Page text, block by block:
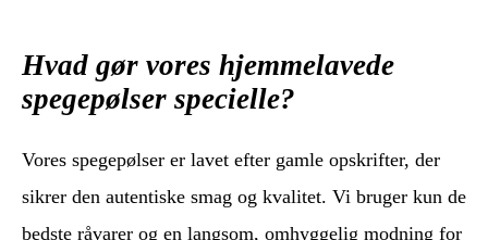
Hvad gør vores hjemmelavede
spegepølser specielle?
Vores spegepølser er lavet efter gamle opskrifter, der
sikrer den autentiske smag og kvalitet. Vi bruger kun de
bedste råvarer og en langsom, omhyggelig modning for